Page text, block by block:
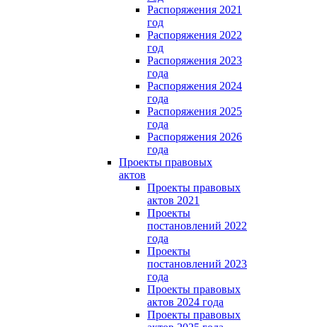
Распоряжения 2021
год
Распоряжения 2022
год
Распоряжения 2023
года
Распоряжения 2024
года
Распоряжения 2025
года
Распоряжения 2026
года
Проекты правовых
актов
Проекты правовых
актов 2021
Проекты
постановлений 2022
года
Проекты
постановлений 2023
года
Проекты правовых
актов 2024 года
Проекты правовых